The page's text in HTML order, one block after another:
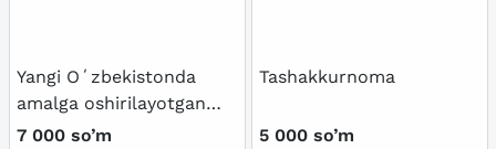
Yangi Oʻzbekistonda
amalga oshirilayotgan
maʼnaviy oʻzgarishlar
7 000 so’m
Tashakkurnoma
5 000 so’m